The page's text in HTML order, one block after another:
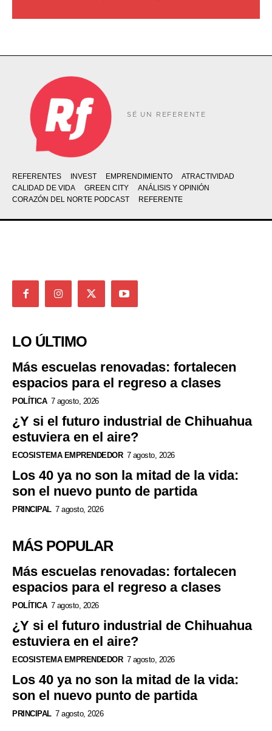
SÉ UN REFERENTE
REFERENTES INVEST EMPRENDIMIENTO
ATRACTIVIDAD
CALIDAD DE VIDA
GREEN CITY
ANÁLISIS Y OPINIÓN
CORAZÓN DEL NORTE PODCAST
REFERENTE
LO ÚLTIMO
Más escuelas renovadas: fortalecen
espacios para el regreso a clases
POLÍTICA 7 agosto, 2026
¿Y si el futuro industrial de Chihuahua
estuviera en el aire?
ECOSISTEMA EMPRENDEDOR 7 agosto, 2026
Los 40 ya no son la mitad de la vida:
son el nuevo punto de partida
PRINCIPAL 7 agosto, 2026
MÁS POPULAR
Más escuelas renovadas: fortalecen
espacios para el regreso a clases
POLÍTICA 7 agosto, 2026
¿Y si el futuro industrial de Chihuahua
estuviera en el aire?
ECOSISTEMA EMPRENDEDOR 7 agosto, 2026
Los 40 ya no son la mitad de la vida:
son el nuevo punto de partida
PRINCIPAL 7 agosto, 2026